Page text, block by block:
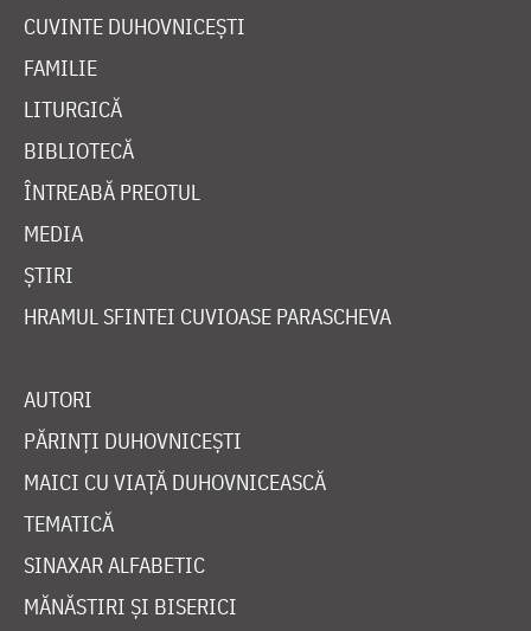
CUVINTE DUHOVNICEȘTI
FAMILIE
LITURGICĂ
BIBLIOTECĂ
ÎNTREABĂ PREOTUL
MEDIA
ȘTIRI
HRAMUL SFINTEI CUVIOASE PARASCHEVA
AUTORI
PĂRINȚI DUHOVNICEȘTI
MAICI CU VIAȚĂ DUHOVNICEASCĂ
TEMATICĂ
SINAXAR ALFABETIC
MĂNĂSTIRI ȘI BISERICI